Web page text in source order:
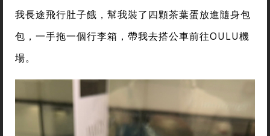
我長途飛行肚子餓，幫我裝了四顆茶葉蛋放進隨身包
包，一手拖一個行李箱，帶我去搭公車前往OULU機
場。